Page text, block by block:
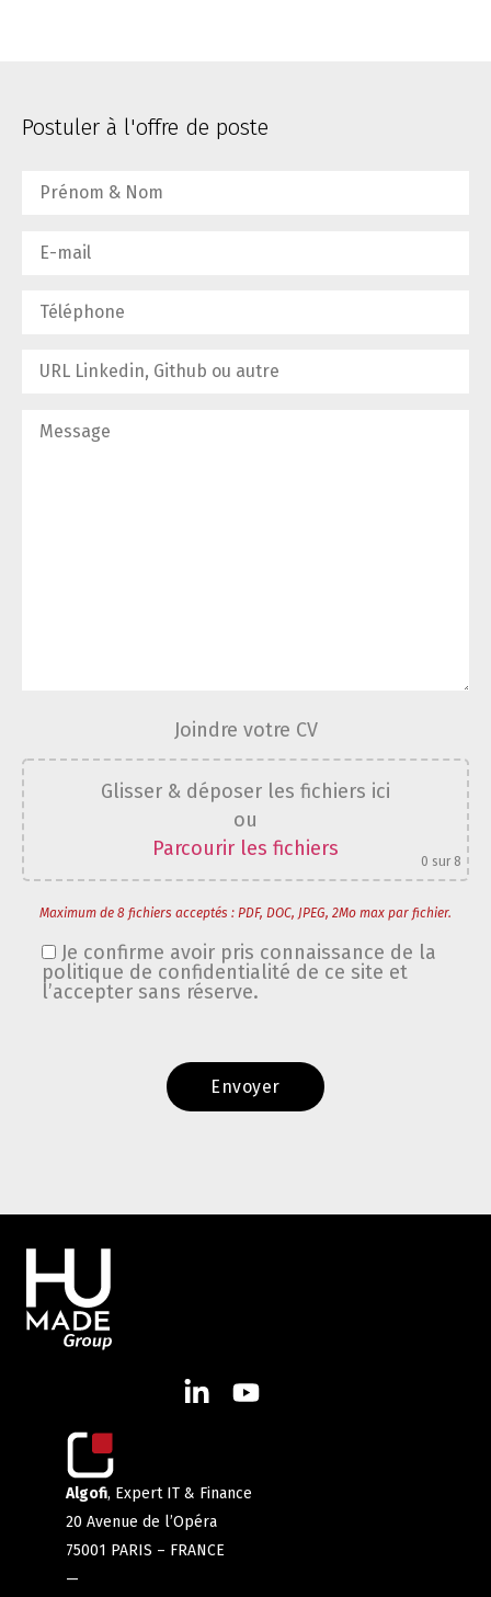
Postuler à l'offre de poste
Joindre votre CV
Glisser & déposer les fichiers ici
ou
Parcourir les fichiers
0 sur 8
Maximum de 8 fichiers acceptés : PDF, DOC, JPEG, 2Mo max par fichier.
Je confirme avoir pris connaissance de la
politique de confidentialité de ce site et
l’accepter sans réserve.
Algofi, Expert IT & Finance
20 Avenue de l’Opéra
75001 PARIS – FRANCE
—